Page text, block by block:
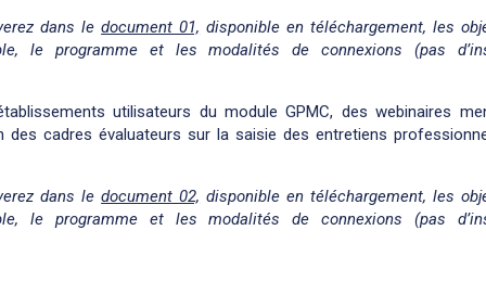
dans ledocument 01, disponible en téléchargement, les
le programme et les modalités de connexions (pas
utilisateurs du module GPMC, des webinaires
des cadres évaluateurs sur la saisie des entretiens
dans ledocument 02, disponible en téléchargement, les
le programme et les modalités de connexions (pas